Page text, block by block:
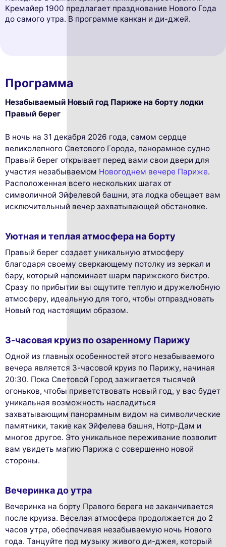
Кремайер 1900 предлагает празднование Нового Года
до самого утра. В программе канкан и ди-джей.
Программа
Незабываемый Новый год Париже на борту лодки
Правый берег
В ночь на 31 декабря 2026 года, самом сердце
великолепного Светового Города, панорамное судно
Правый берег открывает перед вами свои двери для
участия незабываемом Новогоднем вечере Париже.
Расположенная всего нескольких шагах от
символичной Эйфелевой башни, эта лодка обещает вам
исключительный вечер захватывающей обстановке.
Уютная и теплая атмосфера на борту
Правый берег создает уникальную атмосферу
благодаря своему сверкающему потолку из зеркал и
бару, который напоминает шарм парижского бистро.
Сразу по прибытии вы ощутите теплую и дружелюбную
атмосферу, идеальную для того, чтобы отпраздновать
Новый год настоящим образом.
3-часовая круиз по озаренному Парижу
Одной из главных особенностей этого незабываемого
вечера является 3-часовой круиз по Парижу, начиная
20:30. Пока Световой Город зажигается тысячей
огоньков, чтобы приветствовать новый год, у вас будет
уникальная возможность насладиться
захватывающим панорамным видом на символические
памятники, такие как Эйфелева башня, Нотр-Дам и
многое другое. Это уникальное переживание позволит
вам увидеть магию Парижа с совершенно новой
стороны.
Вечеринка до утра
Вечеринка на борту Правого берега не заканчивается
после круиза. Веселая атмосфера продолжается до 2
часов утра, обеспечивая незабываемую ночь Нового
года. Танцуйте под музыку живого ди-джея, который